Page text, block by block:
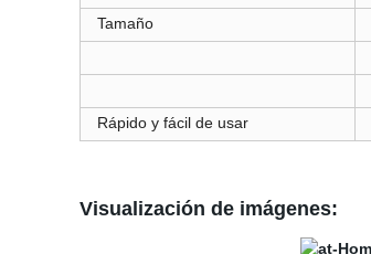
Tamaño
Rápido y fácil de usar
Visualización de imágenes: